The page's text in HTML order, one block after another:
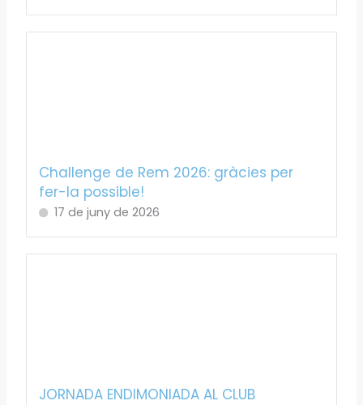
Challenge de Rem 2026: gràcies per
fer-la possible!
17 de juny de 2026
JORNADA ENDIMONIADA AL CLUB